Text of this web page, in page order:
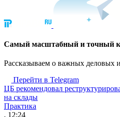
Cамый масштабный и точный
Рассказываем о важных деловых
Перейти в Telegram
ЦБ рекомендовал
на склады
Практика
, 12:24